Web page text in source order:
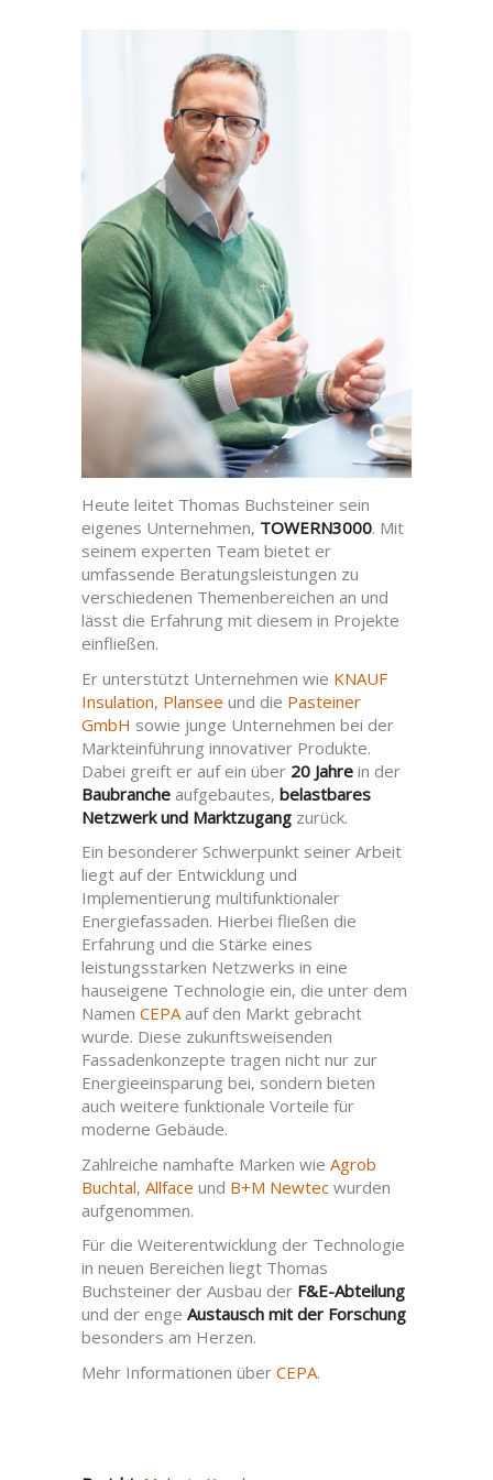
Heute leitet Thomas Buchsteiner sein
eigenes Unternehmen, TOWERN3000. Mit
seinem experten Team bietet er
umfassende Beratungsleistungen zu
verschiedenen Themenbereichen an und
lässt die Erfahrung mit diesem in Projekte
einfließen.
Er unterstützt Unternehmen wie KNAUF
Insulation, Plansee und die Pasteiner
GmbH sowie junge Unternehmen bei der
Markteinführung innovativer Produkte.
Dabei greift er auf ein über 20 Jahre in der
Baubranche aufgebautes, belastbares
Netzwerk und Marktzugang zurück.
Ein besonderer Schwerpunkt seiner Arbeit
liegt auf der Entwicklung und
Implementierung multifunktionaler
Energiefassaden. Hierbei fließen die
Erfahrung und die Stärke eines
leistungsstarken Netzwerks in eine
hauseigene Technologie ein, die unter dem
Namen CEPAauf den Markt gebracht
wurde. Diese zukunftsweisenden
Fassadenkonzepte tragen nicht nur zur
Energieeinsparung bei, sondern bieten
auch weitere funktionale Vorteile für
moderne Gebäude.
Zahlreiche namhafte Marken wie Agrob
Buchtal, Allface und B+M Newtec wurden
aufgenommen.
Für die Weiterentwicklung der Technologie
in neuen Bereichen liegt Thomas
Buchsteiner der Ausbau der F&E-Abteilung
und der enge Austausch mit der Forschung
besonders am Herzen.
Mehr Informationen über CEPA.